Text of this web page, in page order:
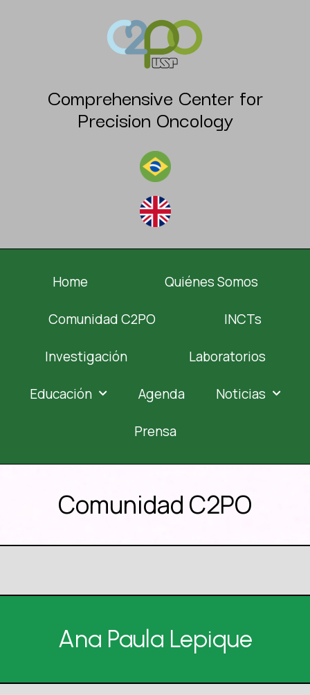
Comprehensive Center for
Precision Oncology
Home Quiénes Somos
Comunidad C2PO INCTs
Investigación Laboratorios
Educación Agenda Noticias
Prensa
Comunidad C2PO
Ana Paula Lepique